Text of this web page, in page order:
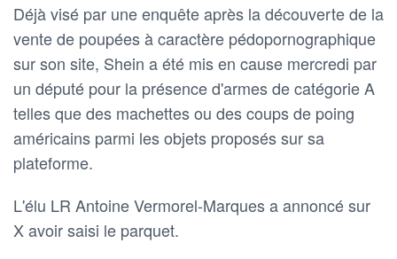
Déjà visé par une enquête après la découverte de la
vente de poupées à caractère pédopornographique
sur son site, Shein a été mis en cause mercredi par
un député pour la présence d'armes de catégorie A
telles que des machettes ou des coups de poing
américains parmi les objets proposés sur sa
plateforme.
L'élu LR Antoine Vermorel-Marques a annoncé sur
X avoir saisi le parquet.